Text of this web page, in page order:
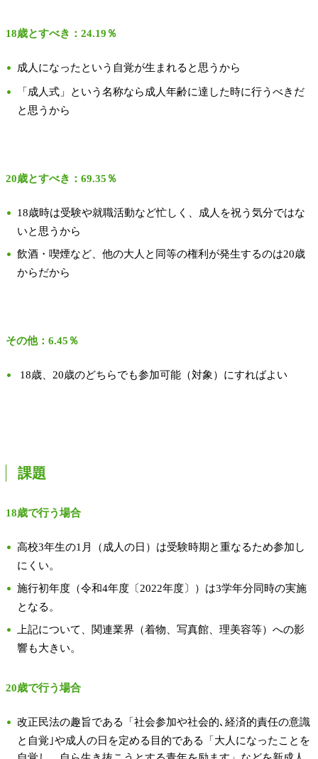
18歳とすべき：24.19％
成人になったという自覚が生まれると思うから
「成人式」という名称なら成人年齢に達した時に行うべきだ
と思うから
20歳とすべき：69.35％
18歳時は受験や就職活動など忙しく、成人を祝う気分ではな
いと思うから
飲酒・喫煙など、他の大人と同等の権利が発生するのは20歳
からだから
その他：6.45％
18歳、20歳のどちらでも参加可能（対象）にすればよい
課題
18歳で行う場合
高校3年生の1月（成人の日）は受験時期と重なるため参加し
にくい。
施行初年度（令和4年度〔2022年度〕）は3学年分同時の実施
となる。
上記について、関連業界（着物、写真館、理美容等）への影
響も大きい。
20歳で行う場合
改正民法の趣旨である「社会参加や社会的､経済的責任の意識
と自覚｣や成人の日を定める目的である「大人になったことを